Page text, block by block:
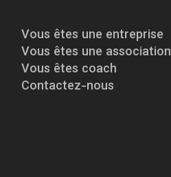
Vous êtes une entreprise
Vous êtes une association
Vous êtes coach
Contactez-nous